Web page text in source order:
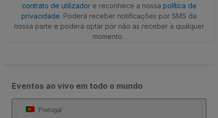
contrato de utilizadore reconhece a nossa política de
privacidade. Poderá receber notificações por SMS da
nossa parte e poderá optar por não as receber a qualquer
momento.
Eventos ao vivo em todo o mundo
Portugal